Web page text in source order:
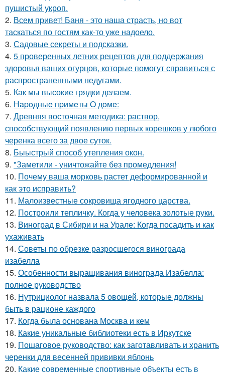
пушистый укроп.
2. Всем привет! Баня - это наша страсть, но вот
таскаться по гостям как-то уже надоело.
3. Садовые секреты и подсказки.
4. 5 проверенных летних рецептов для поддержания
здоровья ваших огурцов, которые помогут справиться с
распространенными недугами.
5. Как мы высокие грядки делаем.
6. Нapoдныe пpимeты O дoмe:
7. Древняя восточная методика: раствор,
способствующий появлению первых корешков у любого
черенка всего за двое суток.
8. Быыстрый способ утепления окон.
9. "Заметили - уничтожайте без промедления!
10. Почему ваша морковь растет деформированной и
как это исправить?
11. Малоизвестные сокровища ягодного царства.
12. Построили тепличку. Когда у человека золотые руки.
13. Виноград в Сибири и на Урале: Когда посадить и как
ухаживать
14. Советы по обрезке разросшегося винограда
изабелла
15. Особенности выращивания винограда Изабелла:
полное руководство
16. Нутрициолог назвала 5 овощей, которые должны
быть в рационе каждого
17. Когда была основана Москва и кем
18. Какие уникальные библиотеки есть в Иркутске
19. Пошаговое руководство: как заготавливать и хранить
черенки для весенней прививки яблонь
20. Какие современные спортивные объекты есть в